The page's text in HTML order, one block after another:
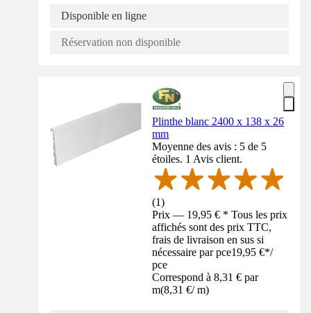
Disponible en ligne
Réservation non disponible
Plinthe blanc 2400 x 138 x 26
mm
Moyenne des avis : 5 de 5
étoiles. 1 Avis client.
(1)
Prix — 19,95 € * Tous les prix
affichés sont des prix TTC,
frais de livraison en sus si
nécessaire par pce19,95 €*/
pce
Correspond à 8,31 € par
m(8,31 €/ m)